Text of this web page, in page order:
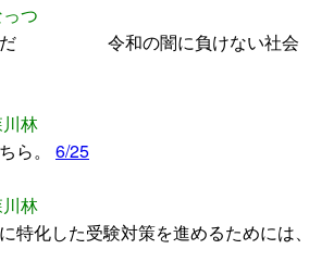
つ
んだ 令和の闇に負けない社会
林
ら。 6/25
林
特化した受験対策を進めるためには、